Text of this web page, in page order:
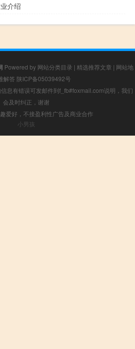
介绍
Powered by 网站分类目录 | 精选推荐文章 | 网站地
解答 陕ICP备05039492号
息有错误可发邮件到f_fb#foxmail.com说明，我们
会及时纠正，谢谢
爱好，不接盈利性广告及商业合作
小男孩